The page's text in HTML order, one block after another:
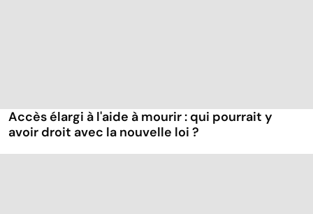
Accès élargi à l'aide à mourir : qui pourrait y
avoir droit avec la nouvelle loi ?